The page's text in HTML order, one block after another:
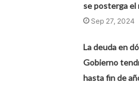
se posterga
Sep 27, 2024
La deuda en
Gobierno
hasta fin de